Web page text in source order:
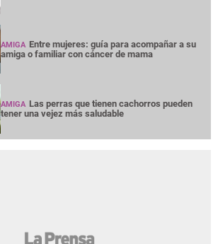
AMIGA Entre mujeres: guía para acompañar a su
amiga o familiar con cáncer de mama
AMIGA Las perras que tienen cachorros pueden
tener una vejez más saludable